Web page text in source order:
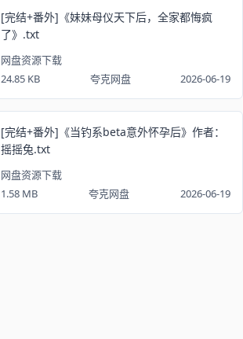
[完结+番外]《妹妹母仪天下后，全家都悔疯
了》.txt
网盘资源下载
24.85 KB
夸克网盘 2026-06-19
[完结+番外]《当钓系beta意外怀孕后》作者：
摇摇兔.txt
网盘资源下载
1.58 MB
夸克网盘 2026-06-19